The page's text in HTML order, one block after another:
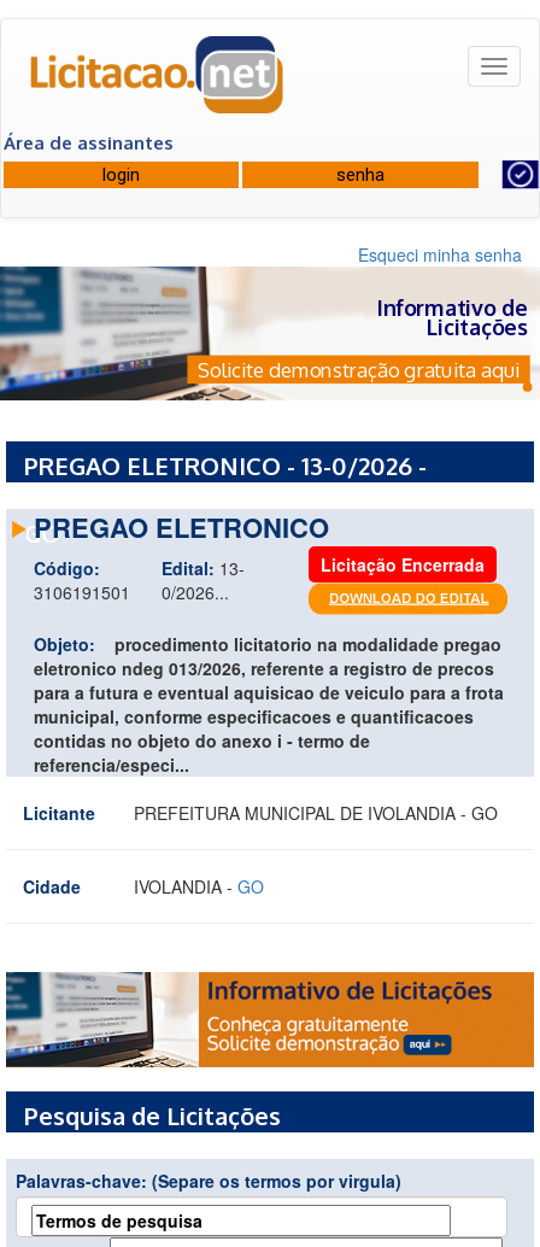
Área de assinantes
Esqueci minha senha
Informativo de
Licitações
Solicite demonstração gratuita aqui
PREGAO ELETRONICO - 13-0/2026 -
GO
PREGAO ELETRONICO
Código:
3106191501
Edital: 13-
0/2026...
Licitação Encerrada
Objeto:
procedimento licitatorio na modalidade pregao
eletronico ndeg 013/2026, referente a registro de precos
para a futura e eventual aquisicao de veiculo para a frota
municipal, conforme especificacoes e quantificacoes
contidas no objeto do anexo i - termo de
referencia/especi...
Licitante
PREFEITURA MUNICIPAL DE IVOLANDIA - GO
Cidade IVOLANDIA - GO
Pesquisa de Licitações
Palavras-chave: (Separe os termos por virgula)